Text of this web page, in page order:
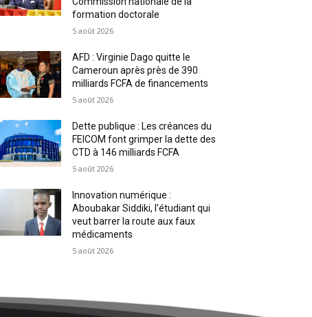
formation doctorale
5 août 2026
AFD : Virginie Dago quitte le
Cameroun après près de 390
milliards FCFA de financements
5 août 2026
Dette publique : Les créances du
FEICOM font grimper la dette des
CTD à 146 milliards FCFA
5 août 2026
Innovation numérique :
Aboubakar Siddiki, l’étudiant qui
veut barrer la route aux faux
médicaments
5 août 2026